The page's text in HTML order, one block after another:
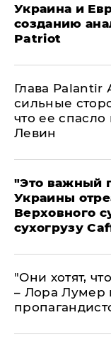
Украина и
созданию
Patriot
Глава Palantir
сильные
что ее
Левин
"Это важный
Украины
Верховного
сухогрузу
"Они хотят,
– Лора Лумер